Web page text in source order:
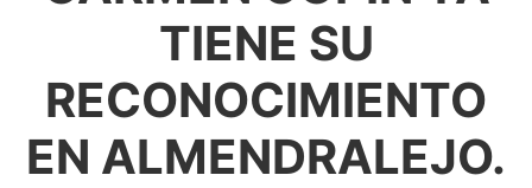
TIENE SU
RECONOCIMIENTO
EN ALMENDRALEJO.